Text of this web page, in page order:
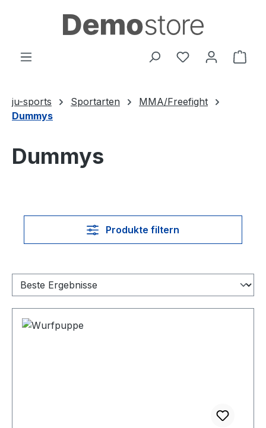
Zum Hauptinhalt springen
Du hast 0
ju-sports Sportarten
MMA/Freefight
Dummys
Dummys
Produkte filtern